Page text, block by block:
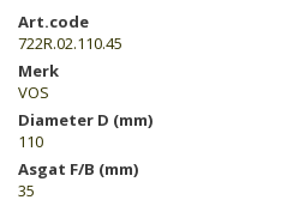
Art.code
722R.02.110.45
Merk
VOS
Diameter D (mm)
110
Asgat F/B (mm)
35